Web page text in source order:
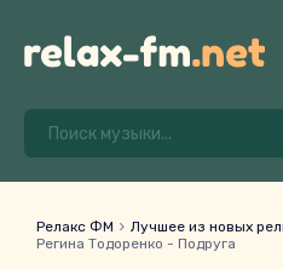
Релакс ФМ Лучшее из новых
Регина Тодоренко - Подруга